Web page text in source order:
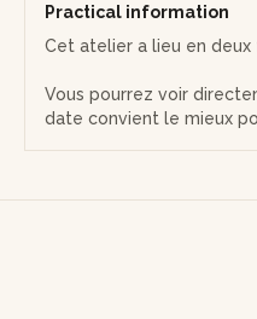
Practical information
Cet atelier a lieu en deux
Vous pourrez voir
date convient le mieux